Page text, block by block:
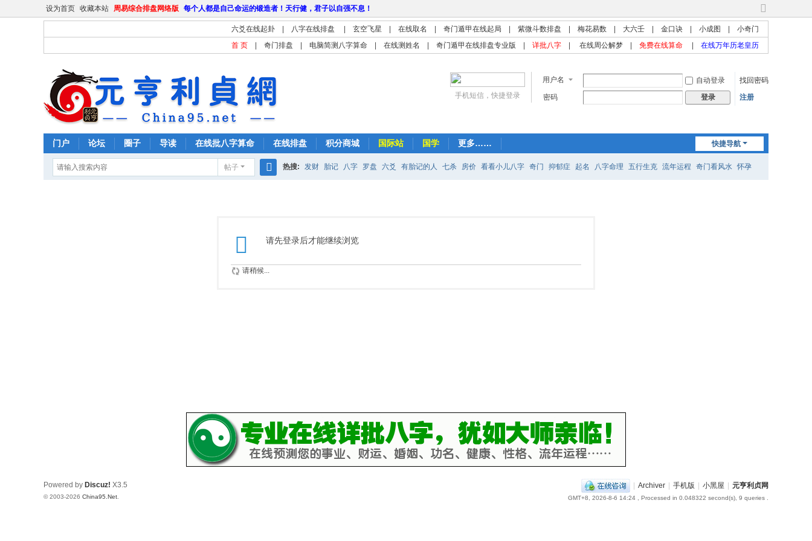
设为首页 收藏本站 周易综合排盘网络版 每个人都是自己命运的锻造者！天行健，君子以自强不息！
切
换
到
宽
六爻在线起卦 八字在线排盘 玄空飞星 在线取名 奇门遁甲在线起局 紫微斗数排盘 梅花易数 大六壬 金口诀 小成图
小奇门
首 页
奇门排盘 电脑简测八字算命 在线测姓名 奇门遁甲在线排盘专业版 详批八字 在线周公解梦 免费在线算命 在线万年历老皇历
用户名 自动登录
找回密码
密码
登录 注册
手机短信，快捷登录
快捷导航
门户 论坛 圈子 导读 在线批八字算命 在线排盘 积分商城 国际站 国学 更多……
帖子 热搜: 发财 胎记 八字 罗盘 六爻 有胎记的人 七杀 房价 看看小儿八字 奇门 抑郁症 起名 八字命理 五行生克 流年运程 奇门看风水 怀孕
请先登录后才能继续浏览
请稍候...
| Archiver | 手机版 | 小黑屋 | 元亨利贞网
GMT+8, 2026-8-6 14:24 , Processed in 0.048322 second(s), 9 queries .
Powered by Discuz! X3.5
© 2003-2026 China95.Net